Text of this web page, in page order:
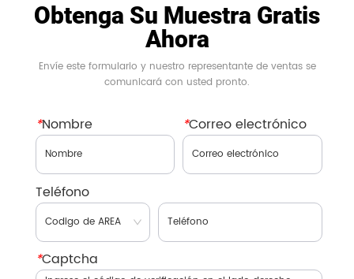
Obtenga Su Muestra Gratis
Ahora
Envíe este formulario y nuestro representante de ventas se
comunicará con usted pronto.
*Nombre *Correo electrónico
Teléfono
*Captcha